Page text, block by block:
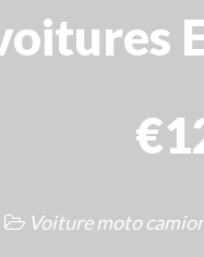
Voiture moto